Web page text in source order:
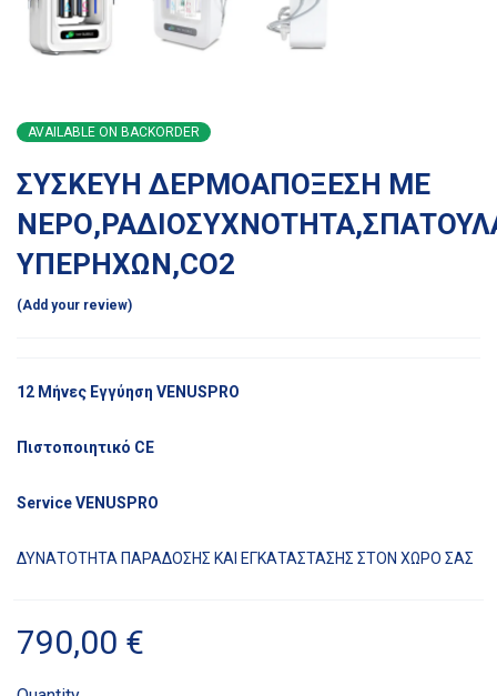
AVAILABLE ON BACKORDER
ΣΥΣΚΕΥΗ ΔΕΡΜΟΑΠΟΞΕΣΗ ΜΕ
ΥΠΕΡΗΧΩΝ,CO2
Add your review
12 Μήνες Εγγύηση VENUSPRO
Πιστοποιητικό CE
Service VENUSPRO
ΔΥΝΑΤΟΤΗΤΑ ΠΑΡΑΔΟΣΗΣ ΚΑΙ ΕΓΚΑΤΑΣΤΑΣΗΣ ΣΤΟΝ ΧΩΡΟ ΣΑΣ
790,00 €